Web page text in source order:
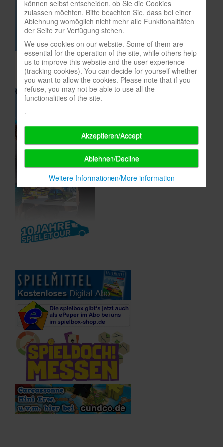
In eigener Sache-On our own behalf
Archivierte Meldungen-News archive
können selbst entscheiden, ob Sie die Cookies
zulassen möchten. Bitte beachten Sie, dass bei einer
Ablehnung womöglich nicht mehr alle Funktionalitäten
der Seite zur Verfügung stehen.
We use cookies on our website. Some of them are
essential for the operation of the site, while others help
us to improve this website and the user experience
(tracking cookies). You can decide for yourself whether
you want to allow the cookies. Please note that if you
refuse, you may not be able to use all the
functionalities of the site.
.
Akzeptieren/Accept
Ablehnen/Decline
Weitere Informationen/More information